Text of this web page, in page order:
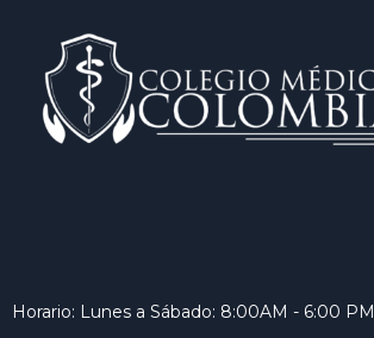
Horario: Lunes a Sábado: 8:00AM - 6:00 PM